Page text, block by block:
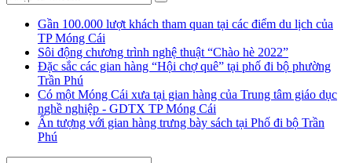
Gần 100.000 lượt khách tham quan tại các điểm du lịch của
TP Móng Cái
Sôi động chương trình nghệ thuật “Chào hè 2022”
Đặc sắc các gian hàng “Hội chợ quê” tại phố đi bộ phường
Trần Phú
Có một Móng Cái xưa tại gian hàng của Trung tâm giáo dục
nghề nghiệp - GDTX TP Móng Cái
Ấn tượng với gian hàng trưng bày sách tại Phố đi bộ Trần
Phú